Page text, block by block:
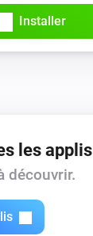
Installer
les applis
découvrir.